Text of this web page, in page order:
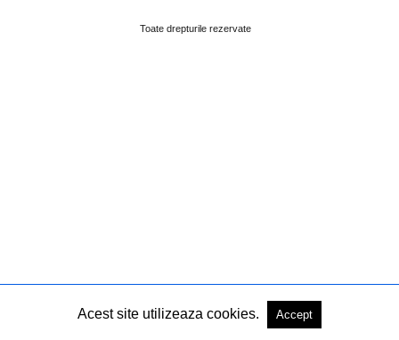
Toate drepturile rezervate
Acest site utilizeaza cookies. Accept